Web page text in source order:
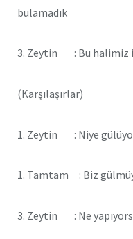
bulamadık
3. Zeytin : Bu halimiz
(Karşılaşırlar)
1. Zeytin : Niye
1. Tamtam : Biz
3. Zeytin : Ne